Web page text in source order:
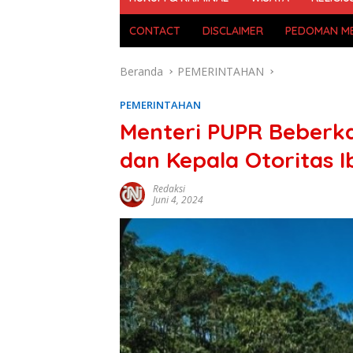
CONTACT DISCLAIMER PEDOMAN
Beranda PEMERINTAHAN
PEMERINTAHAN
Menteri PUPR
dan Kepala Otoritas
Redaksi
Juni 4, 2024